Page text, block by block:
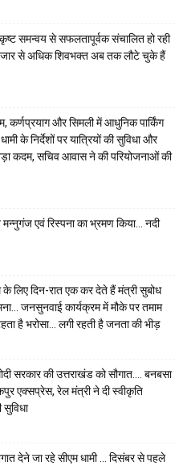
समन्वय से सफलतापूर्वक संचालित हो रही
से अधिक शिवभक्त अब तक लौटे चुके हैं
कर्णप्रयाग और सिमली में आधुनिक पार्किंग
के निर्देशों पर यात्रियों की सुविधा और
कदम, सचिव आवास ने की परियोजनाओं की
एवं रिस्पना का भ्रमण किया… नदी
लिए दिन-रात एक कर देते हैं मंत्री सुबोध
जनसुनवाई कार्यक्रम में मौके पर तमाम
है भरोसा… लगी रहती है जनता की भीड़
सरकार की उत्तराखंड को सौगात…. बनबसा
एक्सप्रेस, रेल मंत्री ने दी स्वीकृति
सुविधा
देने जा रहे सीएम धामी … दिसंबर से पहले